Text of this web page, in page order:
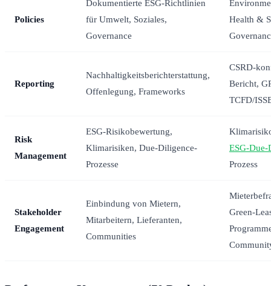
Policies
Dokumentierte ESG-Richtlinien
für Umwelt, Soziales,
Governance
Health &
Reporting
Nachhaltigkeitsberichterstattung,
Offenlegung, Frameworks
CSRD-
Bericht,
TCFD/
Risk
Management
ESG-Risikobewertung,
Klimarisiken, Due-Diligence-
Prozesse
ESG-
Prozess
Stakeholder
Engagement
Einbindung von Mietern,
Mitarbeitern, Lieferanten,
Communities
Green-